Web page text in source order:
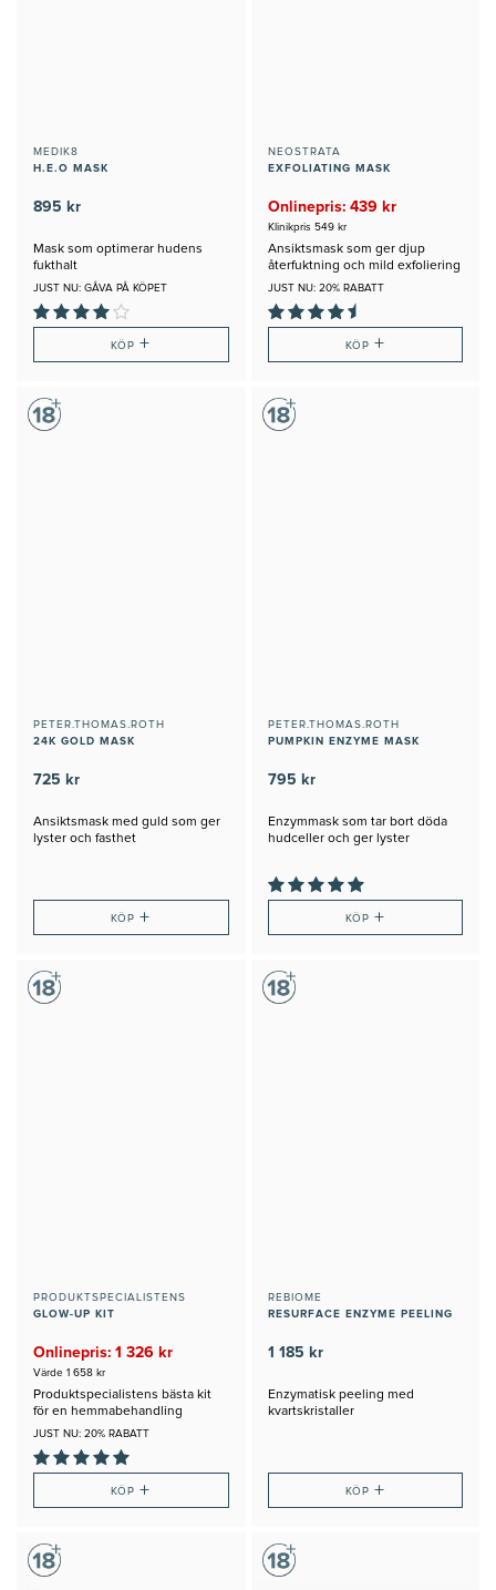
MEDIK8
H.E.O MASK
895 kr
Mask som optimerar hudens
fukthalt
JUST NU: GÅVA PÅ KÖPET
KÖP+
NEOSTRATA
EXFOLIATING MASK
Onlinepris: 439 kr
Klinikpris 549 kr
Ansiktsmask som ger djup
återfuktning och mild exfoliering
under natten
JUST NU: 20% RABATT
KÖP +
PETER.THOMAS.ROTH
24K GOLD MASK
725 kr
Ansiktsmask med guld som ger
lyster och fasthet
KÖP+
PETER.THOMAS.ROTH
PUMPKIN ENZYME MASK
795 kr
Enzymmask som tar bort döda
hudceller och ger lyster
KÖP +
PRODUKTSPECIALISTENS
GLOW-UP KIT
Onlinepris: 1 326 kr
Värde 1 658 kr
Produktspecialistens bästa kit
för en hemmabehandling
JUST NU: 20% RABATT
KÖP+
REBIOME
RESURFACE ENZYME PEELING
1 185 kr
Enzymatisk peeling med
kvartskristaller
KÖP +